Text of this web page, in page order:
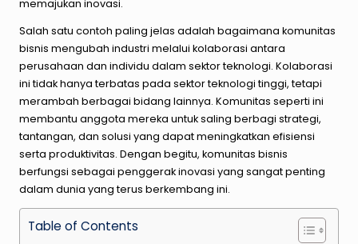
memajukan inovasi.
Salah satu contoh paling jelas adalah bagaimana komunitas
bisnis mengubah industri melalui kolaborasi antara
perusahaan dan individu dalam sektor teknologi. Kolaborasi
ini tidak hanya terbatas pada sektor teknologi tinggi, tetapi
merambah berbagai bidang lainnya. Komunitas seperti ini
membantu anggota mereka untuk saling berbagi strategi,
tantangan, dan solusi yang dapat meningkatkan efisiensi
serta produktivitas. Dengan begitu, komunitas bisnis
berfungsi sebagai penggerak inovasi yang sangat penting
dalam dunia yang terus berkembang ini.
Table of Contents